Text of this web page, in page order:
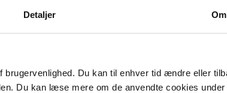
Detaljer Om
Du kan til enhver tid ændre eller
Du kan læse mere om de anvendte cookies under